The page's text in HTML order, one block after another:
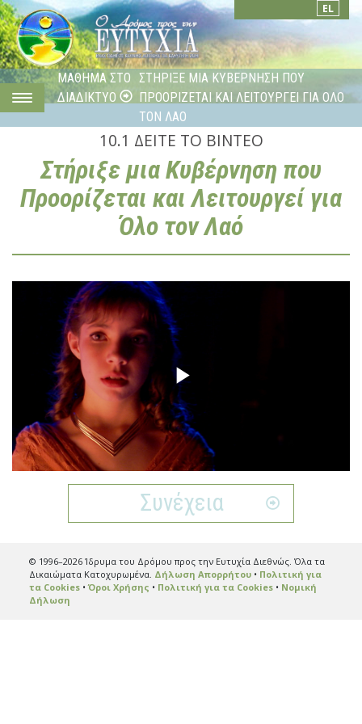
EL
ΜΑΘΗΜΑ ΣΤΟ
ΔΙΑΔΙΚΤΥΟ
ΣΤΗΡΙΞΕ ΜΙΑ ΚΥΒΕΡΝΗΣΗ ΠΟΥ
ΠΡΟΟΡΙΖΕΤΑΙ ΚΑΙ ΛΕΙΤΟΥΡΓΕΙ ΓΙΑ ΟΛΟ
ΤΟΝ ΛΑΟ
για Όλο τον Λαό
10.1 ΔΕΙΤΕ ΤΟ ΒΙΝΤΕΟ
Στήριξε µια Κυβέρνηση που
Προορίζεται και Λειτουργεί για
Όλο τον Λαό
Play
Video
Συνέχεια
© 1996–2026 Ίδρυμα του Δρόμου προς την Ευτυχία Διεθνώς. Όλα τα
Δικαιώματα Κατοχυρωμένα. Δήλωση Απορρήτου• Πολιτική για
τα Cookies•Όροι Χρήσης • Πολιτική για τα Cookies• Νομική
Δήλωση